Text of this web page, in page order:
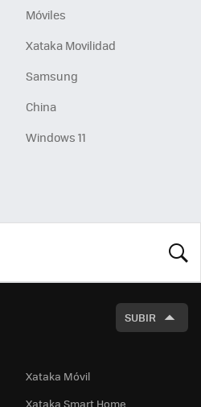
Móviles
Xataka Movilidad
Samsung
China
Windows 11
SUBIR
Xataka Móvil
Xataka Smart Home